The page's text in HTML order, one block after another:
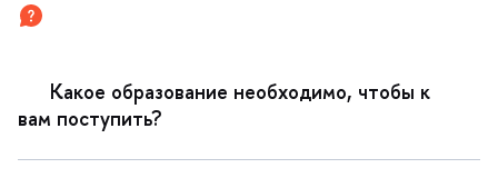
Какое образование необходимо, чтобы к
ам поступить?